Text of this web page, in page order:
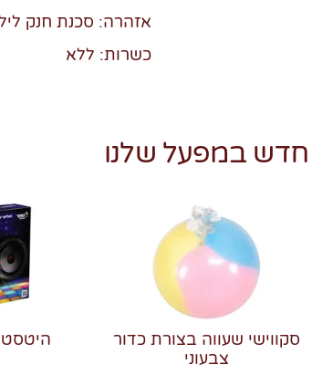
אזהרה: סכנת חנק
כשרות: ללא
חדש במפעל שלנו
סקווישי שעווה בצורת כדור
צבעוני